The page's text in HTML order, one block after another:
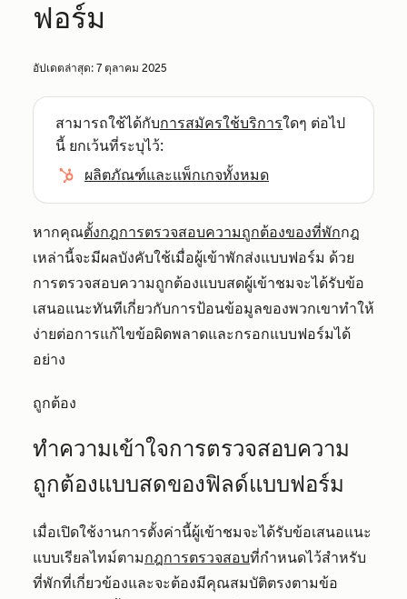
ฟอร์ม
อัปเดตล่าสุด: 7 ตุลาคม 2025
สามารถใช้ได้กับการสมัครใช้บริการใดๆ ต่อไป
นี้ ยกเว้นที่ระบุไว้:
ผลิตภัณฑ์และแพ็กเกจทั้งหมด
หากคุณตั้งกฎการตรวจสอบความถูกต้องของที่พักกฎ
เหล่านี้จะมีผลบังคับใช้เมื่อผู้เข้าพักส่งแบบฟอร์ม ด้วย
การตรวจสอบความถูกต้องแบบสดผู้เข้าชมจะได้รับข้อ
เสนอแนะทันทีเกี่ยวกับการป้อนข้อมูลของพวกเขาทำให้
ง่ายต่อการแก้ไขข้อผิดพลาดและกรอกแบบฟอร์มได้
อย่าง
ถูกต้อง
ทำความเข้าใจการตรวจสอบความ
ถูกต้องแบบสดของฟิลด์แบบฟอร์ม
เมื่อเปิดใช้งานการตั้งค่านี้ผู้เข้าชมจะได้รับข้อเสนอแนะ
แบบเรียลไทม์ตามกฎการตรวจสอบที่กำหนดไว้สำหรับ
ที่พักที่เกี่ยวข้องและจะต้องมีคุณสมบัติตรงตามข้อ